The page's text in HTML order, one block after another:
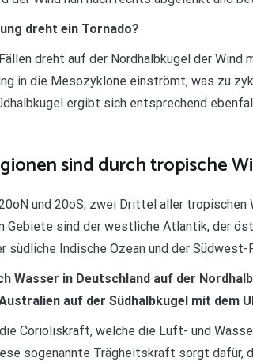
dreht ein Tornado?
dreht auf der Nordhalbkugel der
in die Mesozyklone einströmt, was zu
ergibt sich entsprechend
sind durch tropische
und 20oS; zwei Drittel aller
Gebiete sind der westliche Atlantik, der
südliche Indische Ozean und der
Wasser in Deutschland auf der
auf der Südhalbkugel mit dem
Corioliskraft, welche die Luft- und
sogenannte Trägheitskraft sorgt dafür,